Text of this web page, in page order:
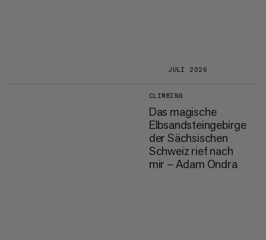
JULI 2026
CLIMBING
Das magische
Elbsandsteingebirge
der Sächsischen
Schweiz rief nach
mir – Adam Ondra